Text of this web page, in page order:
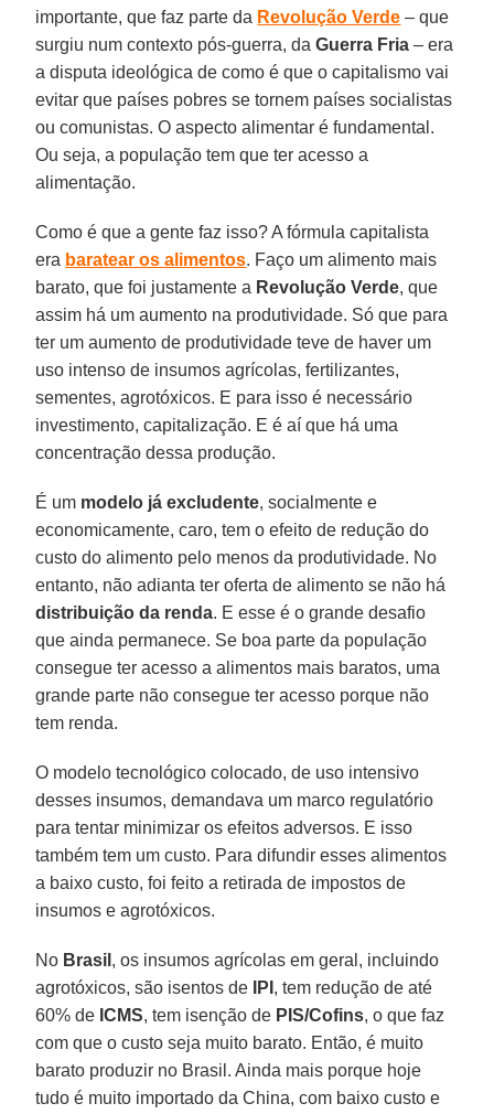
importante, que faz parte da Revolução Verde – que
surgiu num contexto pós-guerra, daGuerra Fria – era
a disputa ideológica de como é que o capitalismo vai
evitar que países pobres se tornem países socialistas
ou comunistas. O aspecto alimentar é fundamental.
Ou seja, a população tem que ter acesso a
alimentação.
Como é que a gente faz isso? A fórmula capitalista
era baratear os alimentos. Faço um alimento mais
barato, que foi justamente a Revolução Verde, que
assim há um aumento na produtividade. Só que para
ter um aumento de produtividade teve de haver um
uso intenso de insumos agrícolas, fertilizantes,
sementes, agrotóxicos. E para isso é necessário
investimento, capitalização. E é aí que há uma
concentração dessa produção.
É um modelo já excludente, socialmente e
economicamente, caro, tem o efeito de redução do
custo do alimento pelo menos da produtividade. No
entanto, não adianta ter oferta de alimento se não há
distribuição da renda. E esse é o grande desafio
que ainda permanece. Se boa parte da população
consegue ter acesso a alimentos mais baratos, uma
grande parte não consegue ter acesso porque não
tem renda.
O modelo tecnológico colocado, de uso intensivo
desses insumos, demandava um marco regulatório
para tentar minimizar os efeitos adversos. E isso
também tem um custo. Para difundir esses alimentos
a baixo custo, foi feito a retirada de impostos de
insumos e agrotóxicos.
No Brasil , os insumos agrícolas em geral, incluindo
agrotóxicos, são isentos de
IPI , tem redução de até
60% de ICMS, tem isenção de PIS/Cofins, o que faz
com que o custo seja muito barato. Então, é muito
barato produzir no Brasil. Ainda mais porque hoje
tudo é muito importado da China, com baixo custo e